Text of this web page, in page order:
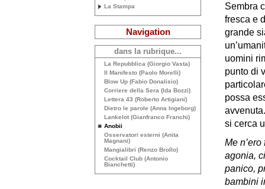
Sembra
fresca e
grande
uomini
punto di
possa
si cerca
Me
agonia,
panico,
bambini
La Stampa
Navigation
dans la rubrique...
La Repubblica (Giorgio Vasta)
Il Manifesto (Paolo Morelli)
Blow Up (Fabio Donalisio)
Corriere della Sera (Ida Bozzi)
Lettera 43 (Roberto Artigiani)
Dietro le parole (Anna Ingeborg)
Lankelot (Gianfranco Franchi)
Anobii
Osservatori esterni (Anita
Magnani)
Mangialibri (Renzo Brollo)
Cocktail Club (Antonio
Bianchetti)